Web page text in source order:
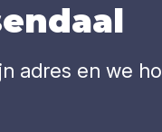
adres en we